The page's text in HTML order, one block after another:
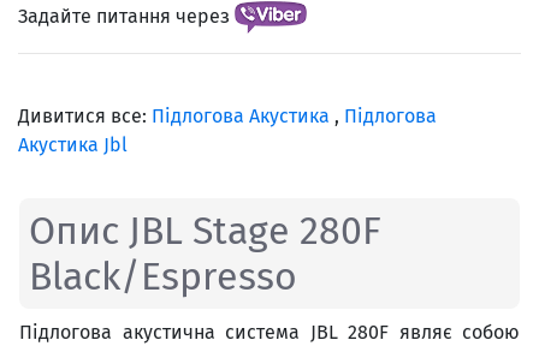
Задайте питання через
Дивитися все: Підлогова Акустика , Підлогова
Акустика Jbl
Опис JBL Stage 280F
Black/Espresso
Підлогова акустична система JBL 280F являє собою